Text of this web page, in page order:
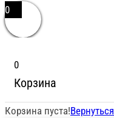
0
0
Корзина
Корзина пуста!